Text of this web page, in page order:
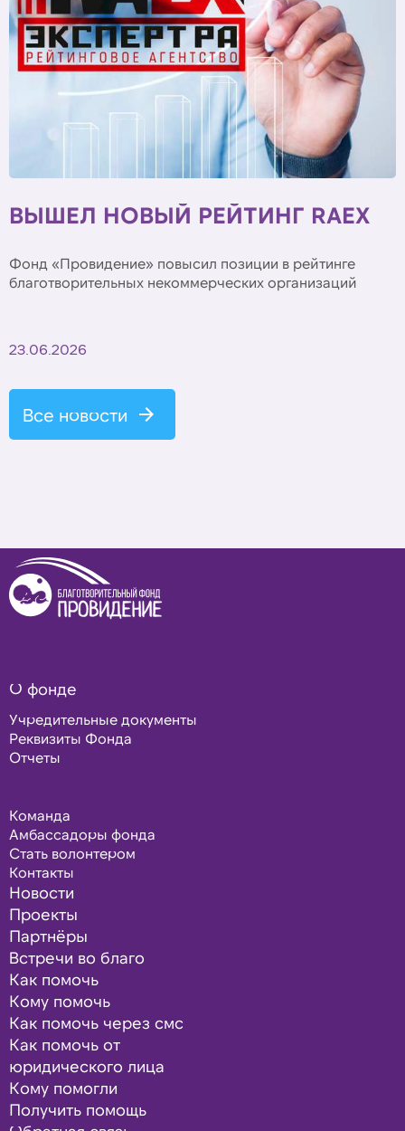
ВЫШЕЛ НОВЫЙ РЕЙТИНГ RAEX
Фонд «Провидение» повысил позиции в рейтинге
благотворительных некоммерческих организаций
23.06.2026
Все новости
О фонде
Учредительные документы
Реквизиты Фонда
Отчеты
Команда
Амбассадоры фонда
Стать волонтером
Контакты
Новости
Проекты
Партнёры
Встречи во благо
Как помочь
Кому помочь
Как помочь через смс
Как помочь от
юридического лица
Кому помогли
Получить помощь